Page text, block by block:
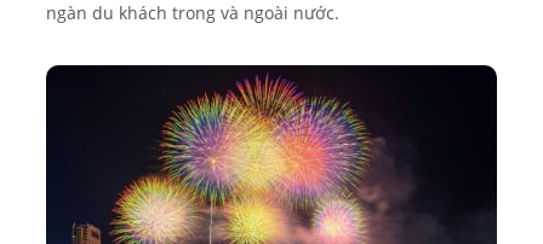
ngàn du khách trong và ngoài nước.